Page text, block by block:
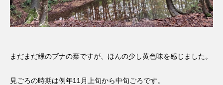
まだまだ緑のブナの葉ですが、ほんの少し黄色味を感じました。
見ごろの時期は例年11月上旬から中旬ごろです。